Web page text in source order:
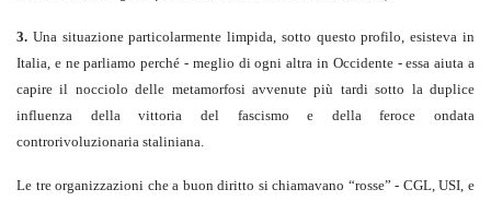
3. Una situazione particolarmente limpida, sotto questo profilo, esisteva in
Italia, e ne parliamo perché - meglio di ogni altra in Occidente - essa aiuta a
capire il nocciolo delle metamorfosi avvenute più tardi sotto la duplice
influenza della vittoria del fascismo e della feroce ondata
controrivoluzionaria staliniana.
Le tre organizzazioni che a buon diritto si chiamavano “rosse” - CGL, USI, e